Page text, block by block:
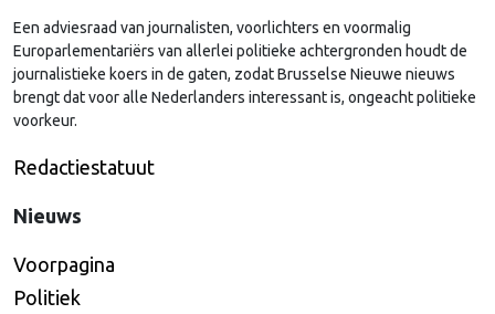
Continued
Een adviesraad van journalisten, voorlichters en voormalig
Europarlementariërs van allerlei politieke achtergronden houdt de
journalistieke koers in de gaten, zodat Brusselse Nieuwe nieuws
brengt dat voor alle Nederlanders interessant is, ongeacht politieke
voorkeur.
Redactiestatuut
Nieuws
Voorpagina
Politiek